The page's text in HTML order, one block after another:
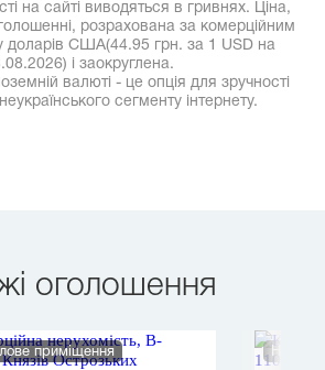
на сайті виводяться в гривнях. Ціна,
розрахована за комерційним
доларів США(44.95 грн. за 1 USD на
і заокруглена.
валюті - це опція для зручності
сегменту інтернету.
оголошення
приміщення